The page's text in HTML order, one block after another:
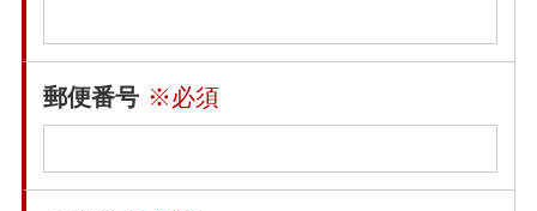
郵便番号 ※必須